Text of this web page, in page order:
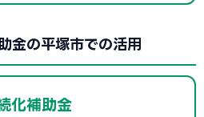
金の平塚市での活用
化補助金